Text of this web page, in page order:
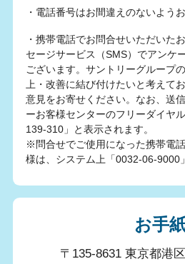
・電話番号はお間違えのないよう
・携帯電話でお問合せいただいた
セージサービス（SMS）でアンケ
ございます。サントリーグループ
上・改善に結び付けたいと考えて
意見をお寄せください。なお、送
ーお客様センターのフリーダイヤ
139-310」と表示されます。
※問合せでご使用になった携帯電
様は、システム上「0032-06-9000
お手
〒135-8631 東京都港